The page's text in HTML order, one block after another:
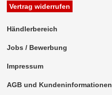
Vertrag widerrufen
Händlerbereich
Jobs / Bewerbung
Impressum
AGB und Kundeninformationen